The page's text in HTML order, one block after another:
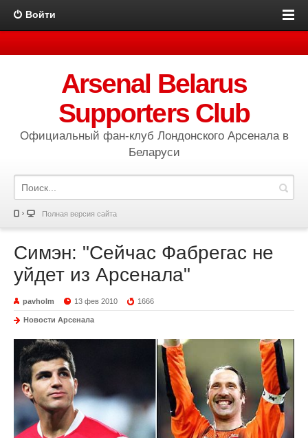
Войти
Arsenal Belarus
Supporters Club
Официальный фан-клуб Лондонского Арсенала в
Беларуси
Полная версия сайта
Симэн: "Сейчас Фабрегас не
уйдет из Арсенала"
pavholm 13 фев 2010 1666
Новости Арсенала